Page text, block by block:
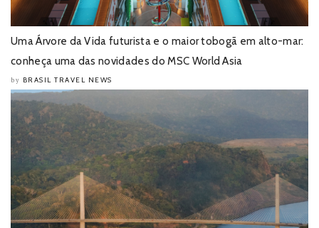
Uma Árvore da Vida futurista e o maior tobogã em alto-mar:
conheça uma das novidades do MSC World Asia
by BRASIL TRAVEL NEWS